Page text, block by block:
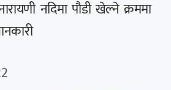
नदिमा पौडी खेल्ने क्रममा